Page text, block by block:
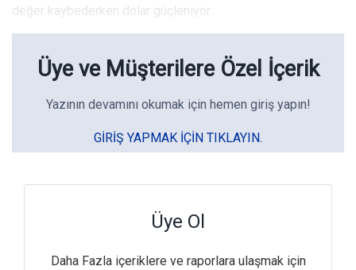
değer kaybederken dolar güçleniyor.
Üye ve Müşterilere Özel İçerik
Yazının devamını okumak için hemen giriş yapın!
GIRIŞ YAPMAK IÇIN TIKLAYIN.
Üye Ol
Daha Fazla içeriklere ve raporlara ulaşmak için